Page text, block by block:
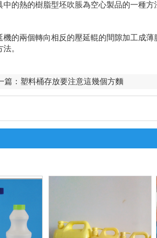
的熱的樹脂型坯吹脹為空心製品的一種方
的兩個轉向相反的壓延輥的間隙加工成薄
。
篇： 塑料桶存放要注意這幾個方麵